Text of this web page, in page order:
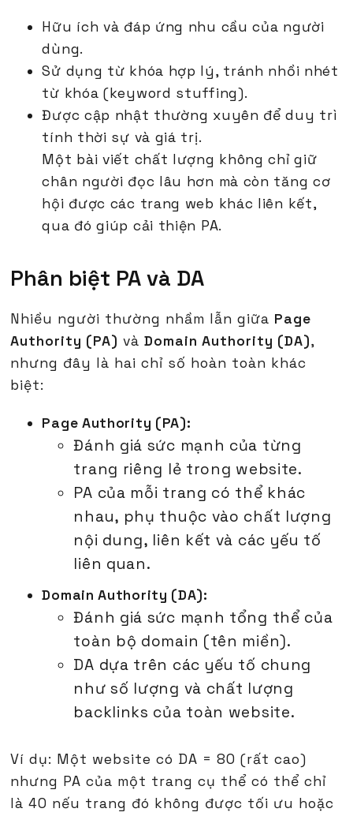
Hữu ích và đáp ứng nhu cầu của người
dùng.
Sử dụng từ khóa hợp lý, tránh nhồi nhét
từ khóa (keyword stuffing).
Được cập nhật thường xuyên để duy trì
tính thời sự và giá trị.
Một bài viết chất lượng không chỉ giữ
chân người đọc lâu hơn mà còn tăng cơ
hội được các trang web khác liên kết,
qua đó giúp cải thiện PA.
Phân biệt PA và DA
Nhiều người thường nhầm lẫn giữa Page
Authority (PA) vàDomain Authority (DA),
nhưng đây là hai chỉ số hoàn toàn khác
biệt:
Page Authority (PA):
Đánh giá sức mạnh của từng
trang riêng lẻ trong website.
PA của mỗi trang có thể khác
nhau, phụ thuộc vào chất lượng
nội dung, liên kết và các yếu tố
liên quan.
Domain Authority (DA):
Đánh giá sức mạnh tổng thể của
toàn bộ domain (tên miền).
DA dựa trên các yếu tố chung
như số lượng và chất lượng
backlinks của toàn website.
Ví dụ: Một website có DA = 80 (rất cao)
nhưng PA của một trang cụ thể có thể chỉ
là 40 nếu trang đó không được tối ưu hoặc